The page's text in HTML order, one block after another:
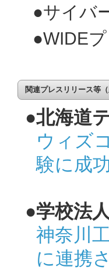
●サイバ
●WIDE
関連プレスリリース等（
●北海道
ウィズ
験に成功
●学校法
神奈川
に連携